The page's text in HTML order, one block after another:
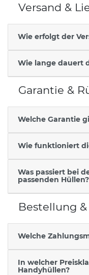
Versand &
Wie erfolgt der
Wie lange dauert
Garantie &
Welche Garantie
Wie funktioniert
Was passiert bei
passenden Hüllen?
Bestellung
Welche
In welcher
Handyhüllen?